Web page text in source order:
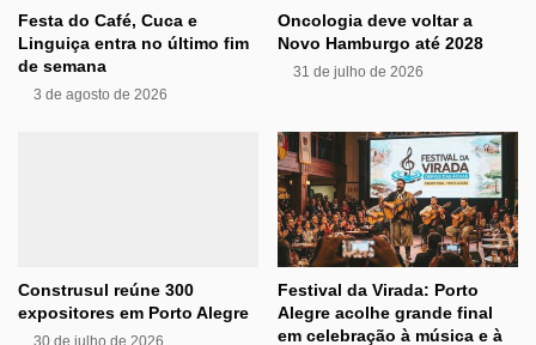
Festa do Café, Cuca e
Linguiça entra no último fim
de semana
3 de agosto de 2026
Oncologia deve voltar a
Novo Hamburgo até 2028
31 de julho de 2026
Construsul reúne 300
expositores em Porto Alegre
Festival da Virada: Porto
Alegre acolhe grande final
em celebração à música e à